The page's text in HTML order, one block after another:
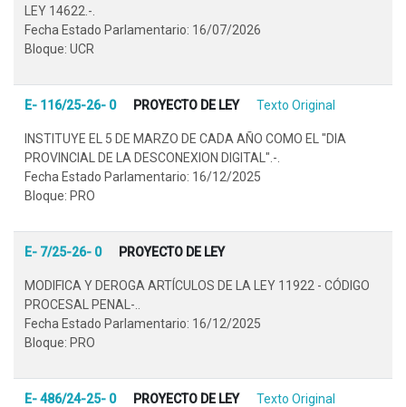
LEY 14622.-.
Fecha Estado Parlamentario: 16/07/2026
Bloque: UCR
E- 116/25-26- 0 PROYECTO DE LEY Texto Original
INSTITUYE EL 5 DE MARZO DE CADA AÑO COMO EL "DIA
PROVINCIAL DE LA DESCONEXION DIGITAL".-.
Fecha Estado Parlamentario: 16/12/2025
Bloque: PRO
E- 7/25-26- 0 PROYECTO DE LEY
MODIFICA Y DEROGA ARTÍCULOS DE LA LEY 11922 - CÓDIGO
PROCESAL PENAL-..
Fecha Estado Parlamentario: 16/12/2025
Bloque: PRO
E- 486/24-25- 0 PROYECTO DE LEY Texto Original